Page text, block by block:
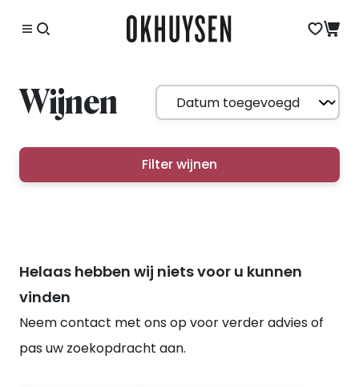
Wijnen
Filter wijnen
Helaas hebben wij niets voor u kunnen
vinden
Neem contact met ons op voor verder advies of
pas uw zoekopdracht aan.